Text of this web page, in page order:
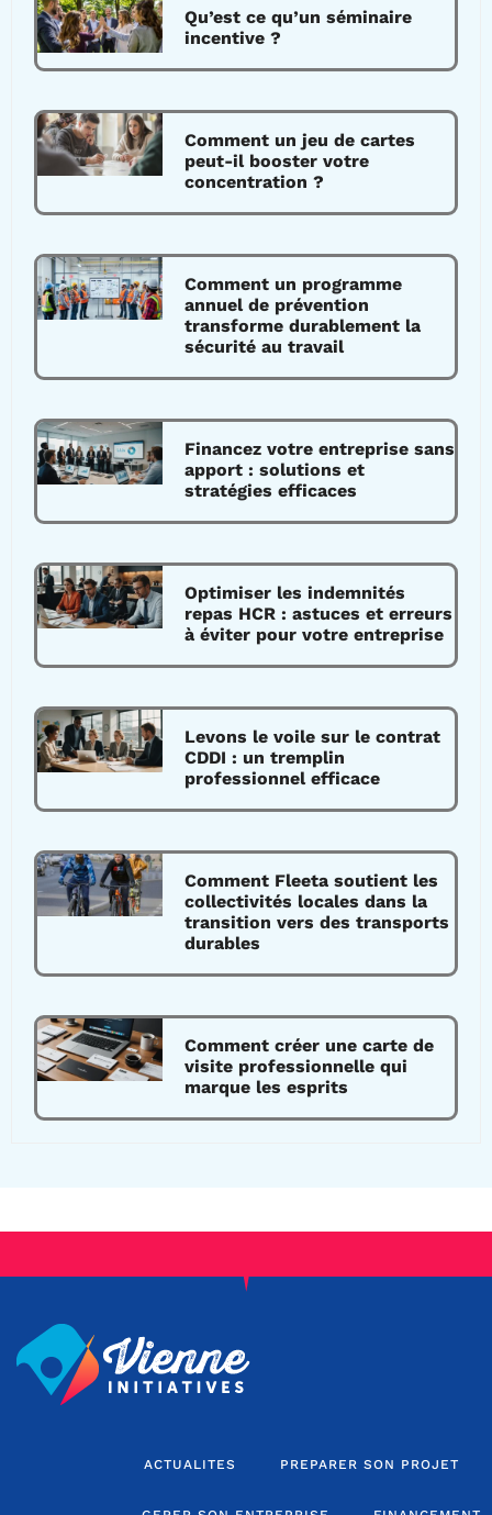
Qu’est ce qu’un séminaire
incentive ?
Comment un jeu de cartes
peut-il booster votre
concentration ?
Comment un programme
annuel de prévention
transforme durablement la
sécurité au travail
Financez votre entreprise sans
apport : solutions et
stratégies efficaces
Optimiser les indemnités
repas HCR : astuces et erreurs
à éviter pour votre entreprise
Levons le voile sur le contrat
CDDI : un tremplin
professionnel efficace
Comment Fleeta soutient les
collectivités locales dans la
transition vers des transports
durables
Comment créer une carte de
visite professionnelle qui
marque les esprits
ACTUALITES PREPARER SON PROJET